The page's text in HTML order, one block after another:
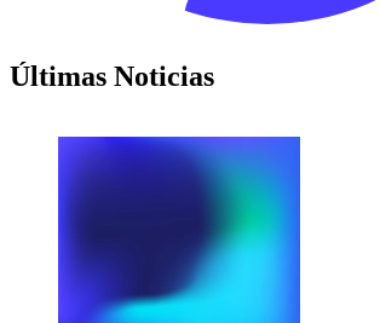
Últimas Noticias